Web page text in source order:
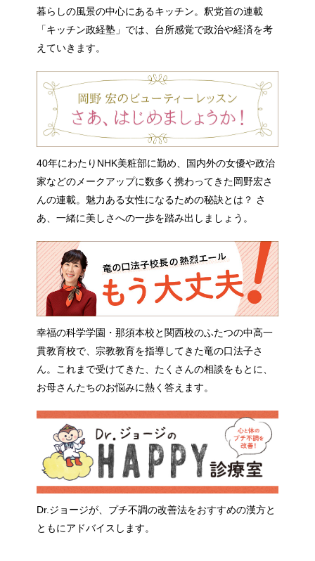
暮らしの風景の中心にあるキッチン。釈党首の連載
「キッチン政経塾」では、台所感覚で政治や経済を考
えていきます。
40年にわたりNHK美粧部に勤め、国内外の女優や政治
家などのメークアップに数多く携わってきた岡野宏さ
んの連載。魅力ある女性になるための秘訣とは？ さ
あ、一緒に美しさへの一歩を踏み出しましょう。
幸福の科学学園・那須本校と関西校のふたつの中高一
貫教育校で、宗教教育を指導してきた竜の口法子さ
ん。これまで受けてきた、たくさんの相談をもとに、
お母さんたちのお悩みに熱く答えます。
Dr.ジョージが、プチ不調の改善法をおすすめの漢方と
ともにアドバイスします。